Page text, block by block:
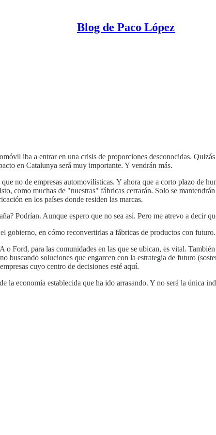
Blog de Paco López
iba a entrar en una crisis de proporciones desconocidas.
en Catalunya será muy importante. Y vendrán más.
no de empresas automovilísticas. Y ahora que a corto plazo de
como muchas de "nuestras" fábricas cerrarán. Solo se
en los países donde residen las marcas.
Podrían. Aunque espero que no sea así. Pero me atrevo a decir
gobierno, en cómo reconvertirlas a fábricas de productos con futuro.
Ford, para las comunidades en las que se ubican, es vital.
buscando soluciones que engarcen con la estrategia de futuro
cuyo centro de decisiones esté aquí.
la economía establecida que ha ido arrasando. Y no será la única